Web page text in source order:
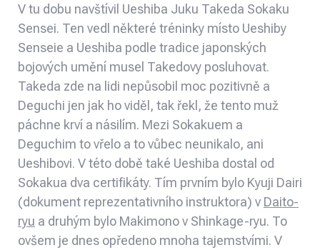
V tu dobu navštívil Ueshiba Juku Takeda Sokaku
Sensei. Ten vedl některé tréninky místo Ueshiby
Senseie a Ueshiba podle tradice japonských
bojových umění musel Takedovy posluhovat.
Takeda zde na lidi nepůsobil moc pozitivně a
Deguchi jen jak ho viděl, tak řekl, že tento muž
páchne krví a násilím. Mezi Sokakuem a
Deguchim to vřelo a to vůbec neunikalo, ani
Ueshibovi. V této době také Ueshiba dostal od
Sokakua dva certifikáty. Tím prvním bylo Kyuji Dairi
(dokument reprezentativního instruktora) v Daito-
ryu a druhým bylo Makimono v Shinkage-ryu. To
ovšem je dnes opředeno mnoha tajemstvími. V